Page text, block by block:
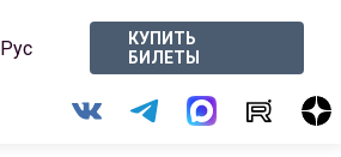
Рус
КУПИТЬ
БИЛЕТЫ